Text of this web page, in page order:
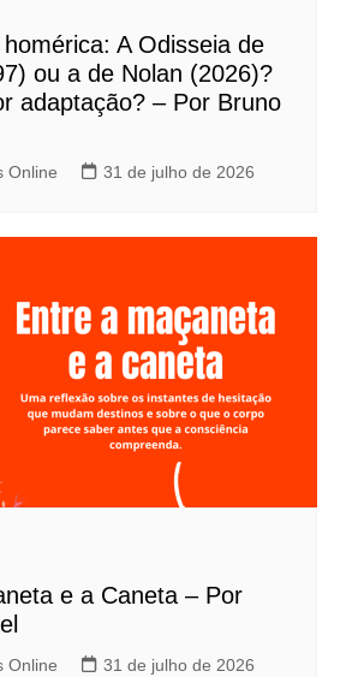
A Odisseia de
ou a de Nolan (2026)?
adaptação? – Por Bruno
Online 31 de julho de 2026
e a Caneta – Por
Online 31 de julho de 2026